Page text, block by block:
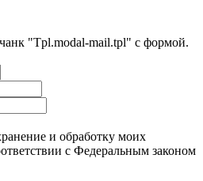
"Tpl.modal-mail.tpl" с формой.
и обработку моих
с Федеральным законом